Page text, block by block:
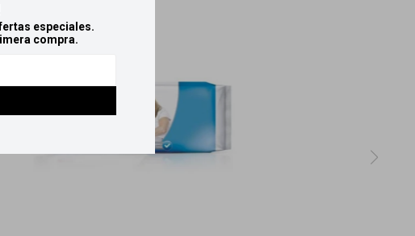
especiales.
compra.